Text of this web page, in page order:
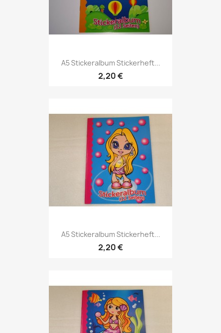
A5 Stickeralbum Stickerheft...
2,20 €
A5 Stickeralbum Stickerheft...
2,20 €